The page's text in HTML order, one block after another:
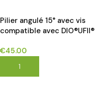
Pilier angulé 15° avec vis
compatible avec DIO®UFII®
€45.00
AJOUTER AU PANIER